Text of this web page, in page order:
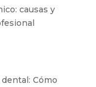
causas y
Cómo